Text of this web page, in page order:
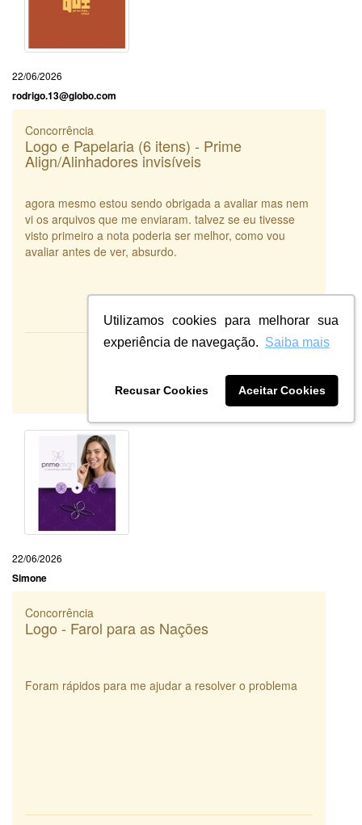
Utilizamos cookies para melhorar sua
experiência de navegação. Saiba mais
Recusar Cookies Aceitar Cookies
22/06/2026
rodrigo.13@globo.com
Concorrência
Logo e Papelaria (6 itens) - Prime
Align/Alinhadores invisíveis
agora mesmo estou sendo obrigada a avaliar mas nem
vi os arquivos que me enviaram. talvez se eu tivesse
visto primeiro a nota poderia ser melhor, como vou
avaliar antes de ver, absurdo.
10
Sistema:
22/06/2026
Simone
Concorrência
Logo - Farol para as Nações
Foram rápidos para me ajudar a resolver o problema